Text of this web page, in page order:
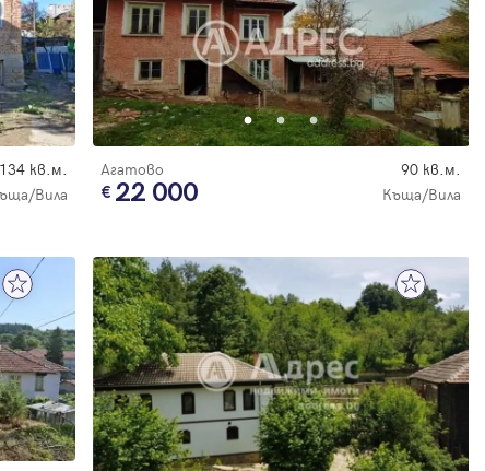
134 кв.м.
Вила
Агатово 90 кв.м.
22 000 Къща/Вила